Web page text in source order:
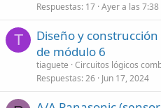
Respuestas 17 Ayer a las 7:38
T
Diseño y
de módulo 6
tiaguete Circuitos lógicos
Respuestas 26 Jun 17, 2024